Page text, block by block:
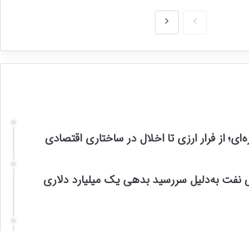
ح
ب
ی
ح
ع
ی
از فرار ارزی تا اخلال در ساختاری اقتصادی
به‌دلیل سررسید بدهی یک میلیارد دلاری